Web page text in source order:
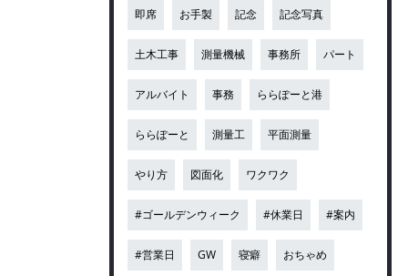
即席 お手製 記念 記念写真
土木工事 測量機械 事務所 パート
アルバイト 事務 ららぽーと港
ららぽーと 測量工 平面測量
やり方 図面化 ワクワク
#ゴールデンウィーク #休業日 #案内
#営業日 GW 寝癖 おちゃめ